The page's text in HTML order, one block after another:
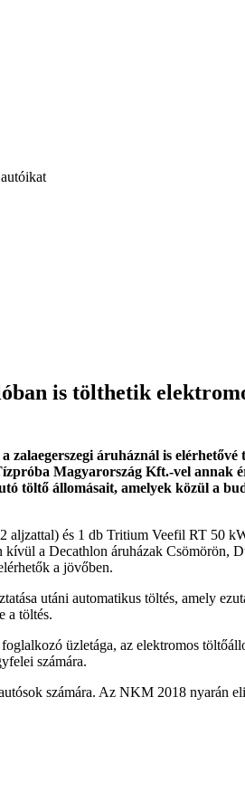
is tölthetik
áruháznál is
Magyarország Kft.-vel annak
töltő állomásait, amelyek közül a
és 1 db Tritium Veefil RT 50
a Decathlon áruházak Csömörön,
a jövőben.
utáni automatikus töltés, amely
a töltés.
üzletága, az elektromos
számára.
számára. Az NKM 2018 nyarán